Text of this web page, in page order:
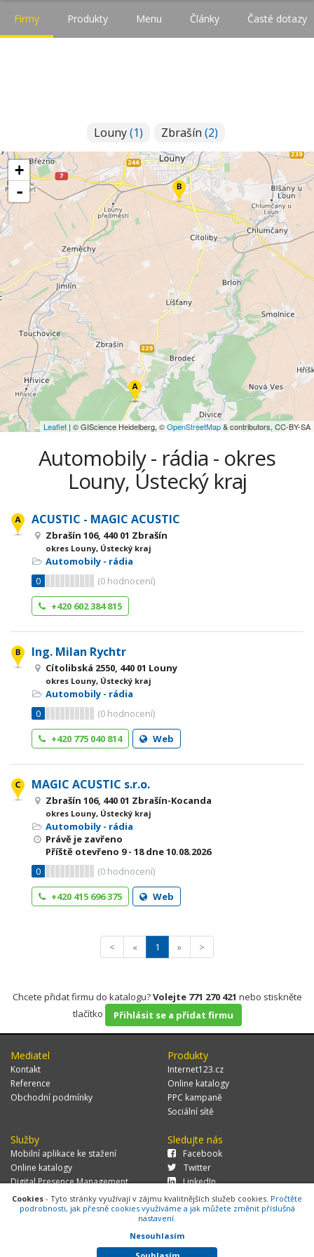
Firmy Produkty Menu Články Časté dotazy
Louny(1) Zbrašín (2)
+
-
Leaflet | © GIScience Heidelberg, ©OpenStreetMap& contributors, CC-BY-SA
Automobily - rádia - okres
Louny, Ústecký kraj
ACUSTIC - MAGIC ACUSTIC
Zbrašín 106, 440 01 Zbrašín
okres Louny, Ústecký kraj
Automobily - rádia
0
(0 hodnocení)
+420 602 384 815
Ing. Milan Rychtr
Cítolibská 2550, 440 01 Louny
okres Louny, Ústecký kraj
Automobily - rádia
0
(0 hodnocení)
+420 775 040 814
Web
MAGIC ACUSTIC s.r.o.
Zbrašín 106, 440 01 Zbrašín-Kocanda
okres Louny, Ústecký kraj
Automobily - rádia
Právě je zavřeno
Příště otevřeno 9 - 18dne 10.08.2026
0
(0 hodnocení)
+420 415 696 375
Web
< « 1 » >
Chcete přidat firmu do katalogu?Volejte 771 270 421 nebo stiskněte
tlačítko
Přihlásit se a přidat firmu
Mediatel
Kontakt
Reference
Obchodní podmínky
Produkty
Internet123.cz
Online katalogy
PPC kampaně
Sociální sítě
Služby
Mobilní aplikace ke stažení
Online katalogy
Digital Presence Management
Více zákazníků
Sledujte nás
Facebook
Twitter
LinkedIn
© 2026 MEDIATEL CZ, s.r.o.,Za Potokem 46/4, 106 00 Praha 10, tel.:
+420 771 270 421, verze 1.29.0.143,
Cookies
Cookies - Tyto stránky využívají v zájmu kvalitnějších služeb cookies. Pročtěte
podrobnosti, jak přesně cookies využíváme a jak můžete změnit příslušná
nastavení.
Nesouhlasím
Souhlasím